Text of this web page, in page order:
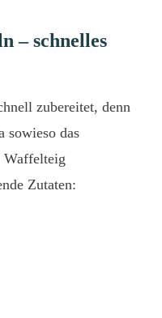
– schnelles
zubereitet, denn
sowieso das
Waffelteig
Zutaten: